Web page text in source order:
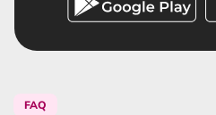
FAQ